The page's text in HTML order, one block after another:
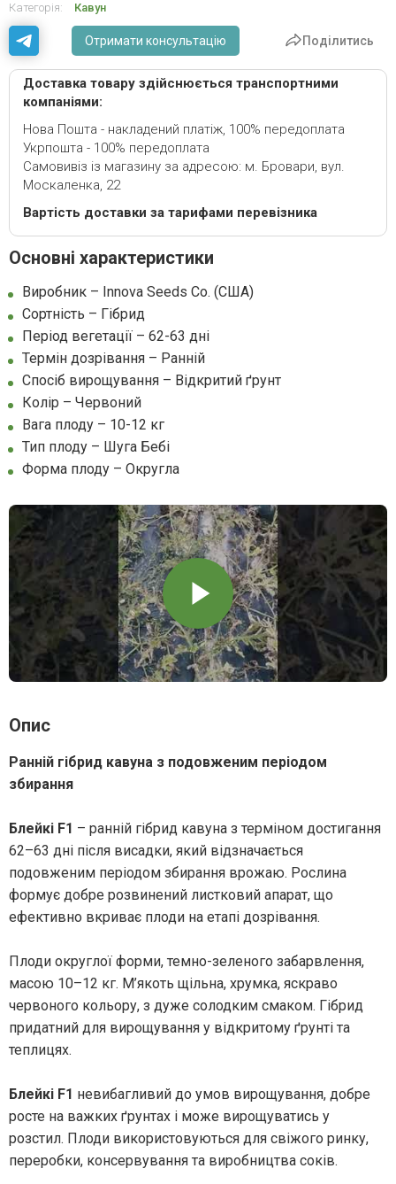
Категорія: Кавун
Отримати консультацію Поділитись
Доставка товару здійснюється транспортними
компаніями:
Нова Пошта - накладений платіж, 100% передоплата
Укрпошта - 100% передоплата
Самовивіз із магазину за адресою: м. Бровари, вул.
Москаленка, 22
Вартість доставки за тарифами перевізника
Опис
Ранній гібрид кавуна з подовженим періодом
збирання
Блейкі F1 – ранній гібрид кавуна з терміном достигання
62–63 дні після висадки, який відзначається
подовженим періодом збирання врожаю. Рослина
формує добре розвинений листковий апарат, що
ефективно вкриває плоди на етапі дозрівання.
Плоди округлої форми, темно-зеленого забарвлення,
масою 10–12 кг. М’якоть щільна, хрумка, яскраво
червоного кольору, з дуже солодким смаком. Гібрид
придатний для вирощування у відкритому ґрунті та
теплицях.
Блейкі F1 невибагливий до умов вирощування, добре
росте на важких ґрунтах і може вирощуватись у
розстил. Плоди використовуються для свіжого ринку,
переробки, консервування та виробництва соків.
Основні характеристики
Виробник – Innova Seeds Co. (США)
Сортність – Гібрид
Період вегетації – 62-63 дні
Термін дозрівання – Ранній
Спосіб вирощування – Відкритий ґрунт
Колір – Червоний
Вага плоду – 10-12 кг
Тип плоду – Шуга Бебі
Форма плоду – Округла